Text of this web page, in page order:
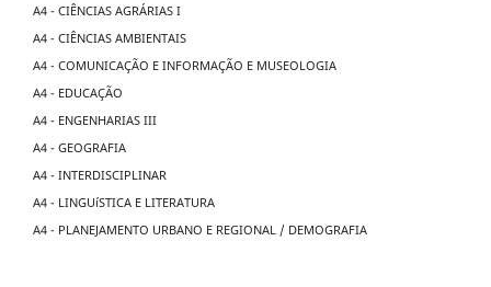
A4 - CIÊNCIAS AGRÁRIAS I
A4 - CIÊNCIAS AMBIENTAIS
A4 - COMUNICAÇÃO E INFORMAÇÃO E MUSEOLOGIA
A4 - EDUCAÇÃO
A4 - ENGENHARIAS III
A4 - GEOGRAFIA
A4 - INTERDISCIPLINAR
A4 - LINGUíSTICA E LITERATURA
A4 - PLANEJAMENTO URBANO E REGIONAL / DEMOGRAFIA